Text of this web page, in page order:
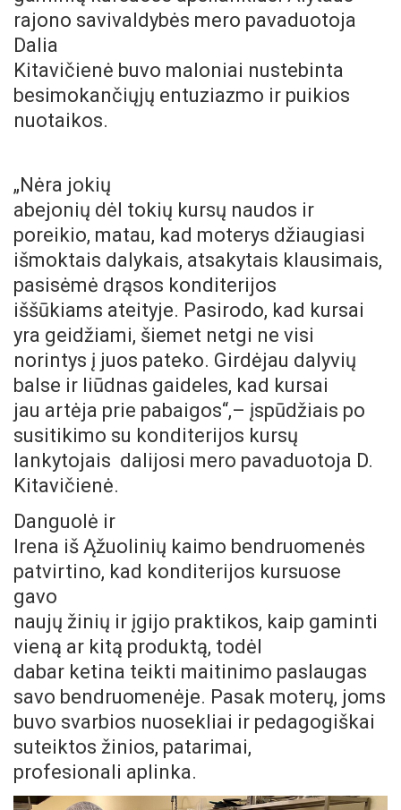
rajono savivaldybės mero pavaduotoja
Dalia
Kitavičienė buvo maloniai nustebinta
besimokančiųjų entuziazmo ir puikios
nuotaikos.
„Nėra jokių
abejonių dėl tokių kursų naudos ir
poreikio, matau, kad moterys džiaugiasi
išmoktais dalykais, atsakytais klausimais,
pasisėmė drąsos konditerijos
iššūkiams ateityje. Pasirodo, kad kursai
yra geidžiami, šiemet netgi ne visi
norintys į juos pateko. Girdėjau dalyvių
balse ir liūdnas gaideles, kad kursai
jau artėja prie pabaigos“,– įspūdžiais po
susitikimo su konditerijos kursų
lankytojais dalijosi mero pavaduotoja D.
Kitavičienė.
Danguolė ir
Irena iš Ąžuolinių kaimo bendruomenės
patvirtino, kad konditerijos kursuose
gavo
naujų žinių ir įgijo praktikos, kaip gaminti
vieną ar kitą produktą, todėl
dabar ketina teikti maitinimo paslaugas
savo bendruomenėje. Pasak moterų, joms
buvo svarbios nuosekliai ir pedagogiškai
suteiktos žinios, patarimai,
profesionali aplinka.